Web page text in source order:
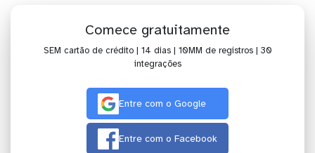
Comece gratuitamente
SEM cartão de crédito | 14 dias | 10MM de registros | 30
integrações
Entre com o Google
Entre com o Facebook